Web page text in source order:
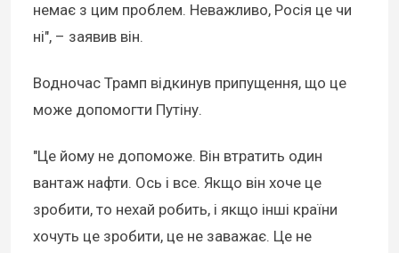
немає з цим проблем. Неважливо, Росія це чи
ні", – заявив він.
Водночас Трамп відкинув припущення, що це
може допомогти Путіну.
"Це йому не допоможе. Він втратить один
вантаж нафти. Ось і все. Якщо він хоче це
зробити, то нехай робить, і якщо інші країни
хочуть це зробити, це не заважає. Це не